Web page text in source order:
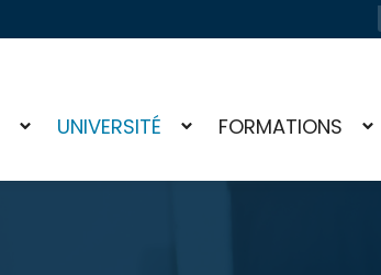
UNIVERSITÉ FORMATIONS